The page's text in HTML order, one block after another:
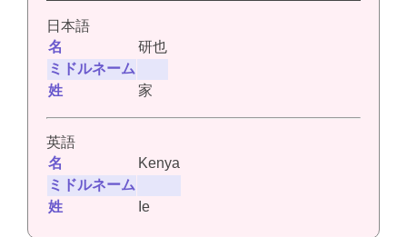
日本語
名
研也
ミドルネーム
姓
家
英語
名
Kenya
ミドルネーム
姓
Ie